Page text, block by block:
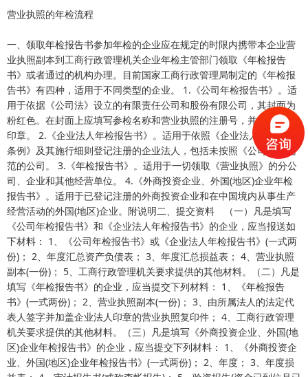
营业执照的年检流程
一、领取年检报告书参加年检的企业应在规定的时限内携带本企业营
业执照副本到工商行政管理机关企业年检主管部门领取《年检报告
书》或者通过的机构办理。目前国家工商行政管理局制定的《年检报
告书》有四种，适用于不同类型的企业。 1.《公司年检报告书》。适
用于依据《公司法》设立的有限责任公司和股份有限公司，其封面为
粉红色。在封面上应填写参检名称和营业执照的注册号，并加盖公司
印章。 2.《企业法人年检报告书》。适用于依照《企业法人登记管理
条例》及其施行细则登记注册的企业法人，包括未按照《公司法》规
范的公司。 3.《年检报告书》。适用于一切领取《营业执照》的分公
司、企业和其他经营单位。 4.《外商投资企业、外国(地区)企业年检
报告书》。适用于已登记注册的外商投资企业和在中国境内从事生产
经营活动的外国(地区)企业。附说明二、提交资料 （一）凡是填写
《公司年检报告书》和《企业法人年检报告书》的企业，应当报送如
下材料： 1、《公司年检报告书》或《企业法人年检报告书》(一式两
份)； 2、年度汇总资产负债表； 3、年度汇总损益表； 4、营业执照
副本(一份)； 5、工商行政管理机关要求提供的其他材料。（二）凡是
填写《年检报告书》的企业，应当提交下列材料： 1、《年检报告
书》(一式两份)； 2、营业执照副本(一份)； 3、由所属法人的法定代
表人签字并加盖企业法人印章的营业执照复印件； 4、工商行政管理
机关要求提供的其他材料。（三）凡是填写《外商投资企业、外国(地
区)企业年检报告书》的企业，应当提交下列材料： 1、《外商投资企
业、外国(地区)企业年检报告书》(一式两份)； 2、年度； 3、年度损